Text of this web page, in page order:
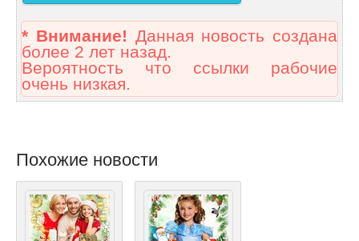
* Внимание! Данная новость создана
более 2 лет назад.
Вероятность что ссылки рабочие
очень низкая.
Похожие новости